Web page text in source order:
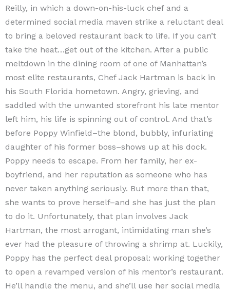
Reilly, in which a down-on-his-luck chef and a
determined social media maven strike a reluctant deal
to bring a beloved restaurant back to life. If you can’t
take the heat…get out of the kitchen. After a public
meltdown in the dining room of one of Manhattan’s
most elite restaurants, Chef Jack Hartman is back in
his South Florida hometown. Angry, grieving, and
saddled with the unwanted storefront his late mentor
left him, his life is spinning out of control. And that’s
before Poppy Winfield–the blond, bubbly, infuriating
daughter of his former boss–shows up at his dock.
Poppy needs to escape. From her family, her ex-
boyfriend, and her reputation as someone who has
never taken anything seriously. But more than that,
she wants to prove herself–and she has just the plan
to do it. Unfortunately, that plan involves Jack
Hartman, the most arrogant, intimidating man she’s
ever had the pleasure of throwing a shrimp at. Luckily,
Poppy has the perfect deal proposal: working together
to open a revamped version of his mentor’s restaurant.
He’ll handle the menu, and she’ll use her social media